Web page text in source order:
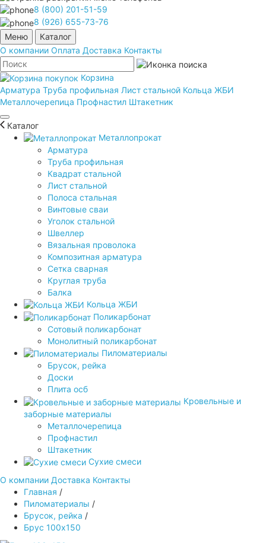
8 (800) 201-51-59
8 (926) 655-73-76
Меню
Каталог
О компании Оплата Доставка Контакты
Корзина
Арматура Труба профильная Лист стальной Кольца ЖБИ
Металлочерепица Профнастил Штакетник
Каталог
Металлопрокат
Арматура
Труба профильная
Квадрат стальной
Лист стальной
Полоса стальная
Винтовые сваи
Уголок стальной
Швеллер
Вязальная проволока
Композитная арматура
Сетка сварная
Круглая труба
Балка
Кольца ЖБИ
Поликарбонат
Сотовый поликарбонат
Монолитный поликарбонат
Пиломатериалы
Брусок, рейка
Доски
Плита осб
Кровельные и
заборные материалы
Металлочерепица
Профнастил
Штакетник
Сухие смеси
О компании Доставка Контакты
Главная /
Пиломатериалы /
Брусок, рейка /
Брус 100х150